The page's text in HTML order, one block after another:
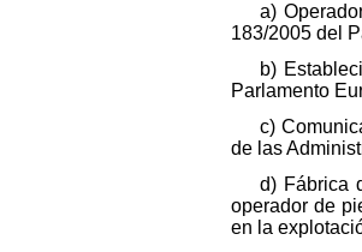
a)
183/2005 del
b)
Parlamento
c)
de las
d) Fábrica
operador de
en la